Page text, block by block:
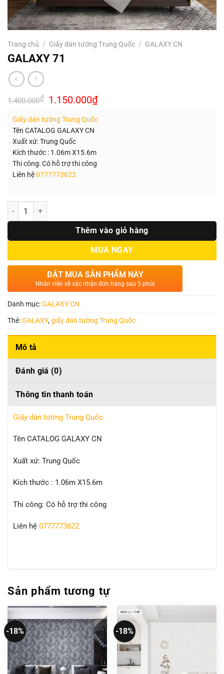
Trang chủ / Giấy dán tường Trung Quốc / GALAXY CN
GALAXY 71
1.400.000₫ Giá
gốc
1.400.000₫.
1.150.000₫Giá
hiện
là:
Giấy dán tường Trung Quốc
Tên CATALOG GALAXY CN
Xuất xứ: Trung Quốc
Kích thước : 1.06m X15.6m
Thi công: Có hỗ trợ thi công
Liên hệ0777773622
Số lượng
Thêm vào giỏ hàng
MUA NGAY
ĐẶT MUA SẢN PHẨM NÀY
Nhân viên sẽ xác nhận đơn hàng sau 5 phút
Danh mục:GALAXY CN
Thẻ:GALAXY,giấy dán tường Trung Quốc
Mô tả
Đánh giá (0)
Thông tin thanh toán
Giấy dán tường Trung Quốc
Tên CATALOG GALAXY CN
Xuất xứ: Trung Quốc
Kích thước : 1.06m X15.6m
Thi công: Có hỗ trợ thi công
Liên hệ 0777773622
Sản phẩm tương tự
-18% -18%